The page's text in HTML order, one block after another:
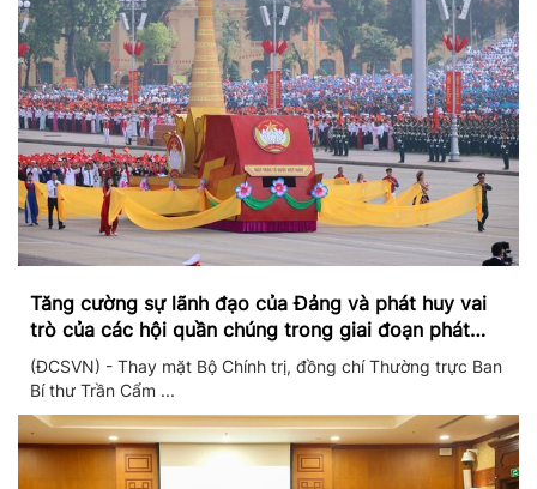
Tăng cường sự lãnh đạo của Đảng và phát huy vai
trò của các hội quần chúng trong giai đoạn phát
triển mới
(ĐCSVN) - Thay mặt Bộ Chính trị, đồng chí Thường trực Ban
Bí thư Trần Cẩm ...